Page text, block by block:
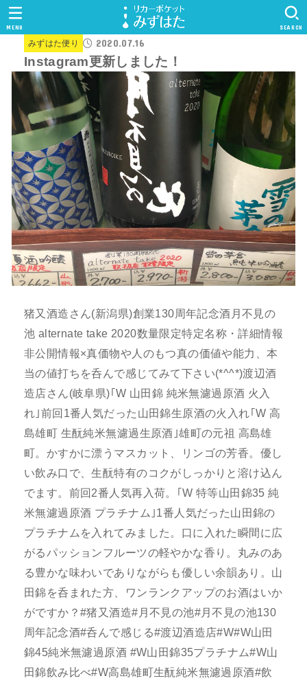
SEARCH
MENU
みずはた便り 2020.07.16
Instagram更新しました！
猪又酒造さん(新潟県)創業130周年記念酒月不見の
池 alternate take 2020数量限定特定名称・詳細情報
非公開情報×真価物や人のもつ真の価値や能力、本
当の値打ちを呑んで感じてみて下さい(*^^*)渡辺酒
造店さん(岐阜県)｢W 山田錦 純米無濾過原酒 火入
れ｣前回1番人気だった山田錦生原酒の火入れ｢W 高
島雄町 生酛純米無濾過生原酒｣雄町の元祖 高島雄
町。かすかに漂うマスカット、リンゴの芳香。優し
い飲み口で、生酛特有のコクがしっかりと溶け込ん
でます。前回2番人気再入荷。｢W 特等山田錦35 純
米無濾過原酒 プラチナム｣1番人気だった山田錦の
プラチナムを入れてみました。口に入れた瞬間に広
がるパッションフルーツの軽やかな香り。丸みのあ
る豊かな味わいでありながらも優しい余韻あり。山
田錦を呑まれた方、ワンランクアップのお酒はいか
がですか？#猪又酒造#月不見の池#月不見の池130
周年記念酒#呑んで感じる#渡辺酒造店#W#W山田
錦45純米無濾過原酒 #W山田錦35プラチナム#W山
田錦飲み比べ#W高島雄町生酛純米無濾過原酒#飲